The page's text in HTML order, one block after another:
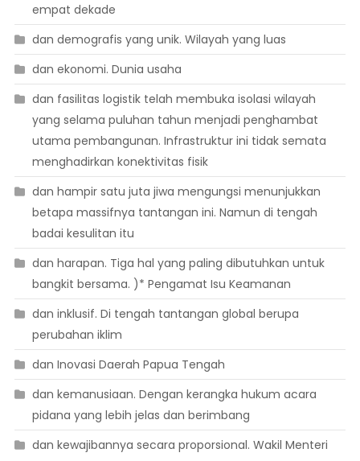
empat dekade
dan demografis yang unik. Wilayah yang luas
dan ekonomi. Dunia usaha
dan fasilitas logistik telah membuka isolasi wilayah
yang selama puluhan tahun menjadi penghambat
utama pembangunan. Infrastruktur ini tidak semata
menghadirkan konektivitas fisik
dan hampir satu juta jiwa mengungsi menunjukkan
betapa massifnya tantangan ini. Namun di tengah
badai kesulitan itu
dan harapan. Tiga hal yang paling dibutuhkan untuk
bangkit bersama. )* Pengamat Isu Keamanan
dan inklusif. Di tengah tantangan global berupa
perubahan iklim
dan Inovasi Daerah Papua Tengah
dan kemanusiaan. Dengan kerangka hukum acara
pidana yang lebih jelas dan berimbang
dan kewajibannya secara proporsional. Wakil Menteri